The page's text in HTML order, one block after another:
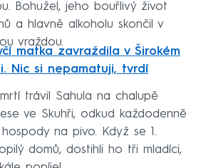
Bohužel, jeho bouřlivý život
a hlavně alkoholu skončil v
vraždou.
matka zavraždila v Širokém
Nic si nepamatuji, tvrdí
trávil Sahula na chalupě
ve Skuhři, odkud každodenně
na pivo. Když se 1.
domů, dostihli ho tři mladíci,